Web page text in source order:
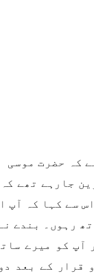
کہ حضرت موسی
جارہے تھے
سے کہا کہ آپ
رہوں۔ بندے
آپ کو میرے
قرار کے بعد